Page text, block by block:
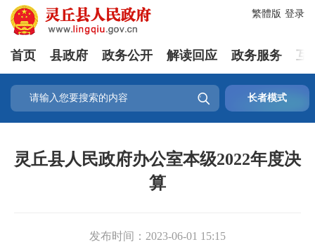
登录
繁體版
首页 县政府 政务公开 解读回应 政务服务 互
 长者模式
灵丘县人民政府办公室本级2022年度决
算
发布时间： 2023-06-01 15:15